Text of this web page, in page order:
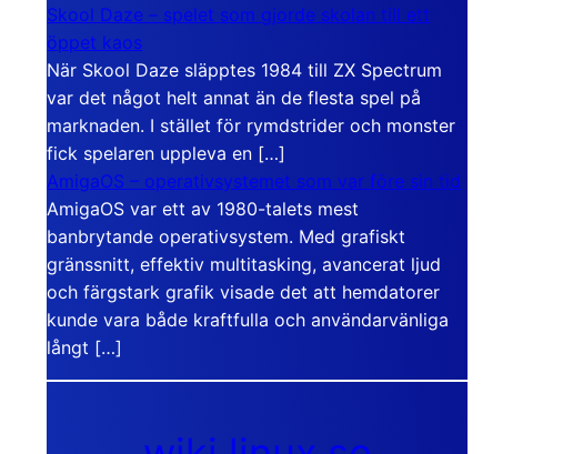
Skool Daze – spelet som gjorde skolan till ett
öppet kaos
När Skool Daze släpptes 1984 till ZX Spectrum
var det något helt annat än de flesta spel på
marknaden. I stället för rymdstrider och monster
fick spelaren uppleva en […]
AmigaOS – operativsystemet som var före sin tid
AmigaOS var ett av 1980-talets mest
banbrytande operativsystem. Med grafiskt
gränssnitt, effektiv multitasking, avancerat ljud
och färgstark grafik visade det att hemdatorer
kunde vara både kraftfulla och användarvänliga
långt […]